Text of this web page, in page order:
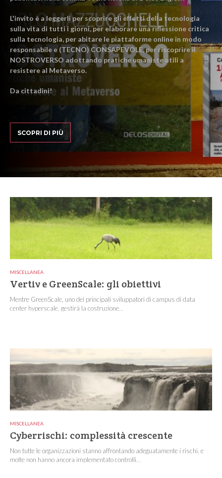
L'invito è a leggerli per scoprire gli effetti della tecnologia
sulla vita di tutti i giorni, per elaborare una riflessione critica
sulla tecnologia, per abitare le piattaforme online in modo
responsabile e (TECNO) CONSAPEVOLE, per riscoprire il
NOSTROVERSO adottando pratiche umaniste utili a
resistere al Metaverso.
Da cittadini!
SCOPRI DI PIÙ
MISCELLANEA
Vertiv e GreenScale: gli obiettivi
Mentre GreenScale, uno dei principali sviluppatori di campus di data
center hyperscale, gestirà la costruzione...
MISCELLANEA
Cyberrischi: complessità crescente
Non tutte le organizzazioni stanno affrontando adeguatamente i rischi, e
molte non hanno ancora implementato controlli...